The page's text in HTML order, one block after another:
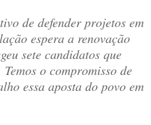
de defender projetos em
espera a renovação
sete candidatos que
o compromisso de
essa aposta do povo em